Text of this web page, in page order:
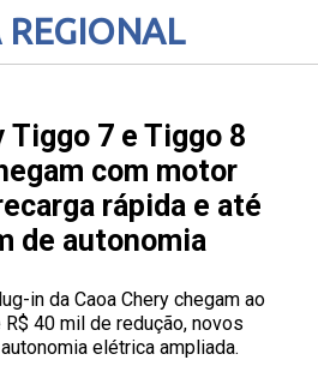
REGIONAL
Tiggo 7 e Tiggo 8
com motor
rápida e até
de autonomia
in da Caoa Chery chegam ao
40 mil de redução, novos
elétrica ampliada.